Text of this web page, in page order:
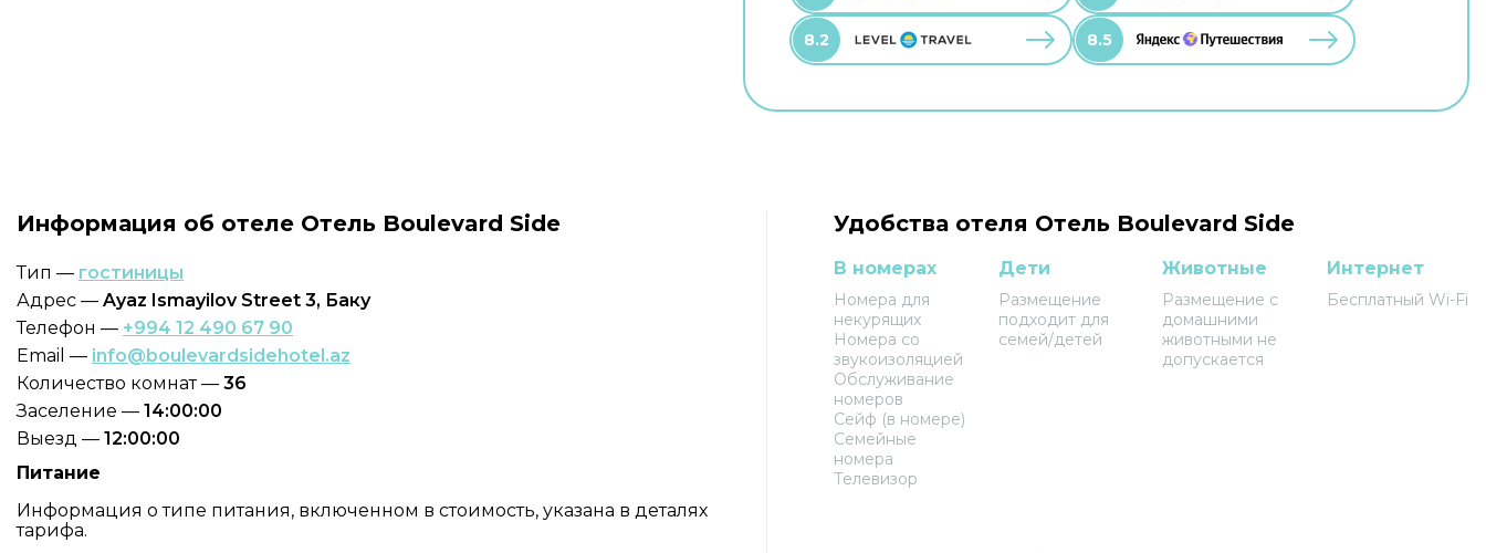
8.2 8.5
Информация об отеле Отель Boulevard Side
Тип — гостиницы
Адрес — Ayaz Ismayilov Street 3, Баку
Телефон — +994 12 490 67 90
Email — info@boulevardsidehotel.az
Количество комнат — 36
Заселение — 14:00:00
Выезд — 12:00:00
Питание
Информация о типе питания, включенном в стоимость, указана в деталях
тарифа.
Удобства отеля Отель Boulevard Side
В номерах
Номера для
некурящих
Номера со
звукоизоляцией
Обслуживание
номеров
Сейф (в номере)
Семейные
номера
Телевизор
Дети
Размещение
подходит для
семей/детей
Животные
Размещение с
домашними
животными не
допускается
Интернет
Бесплатный Wi-Fi